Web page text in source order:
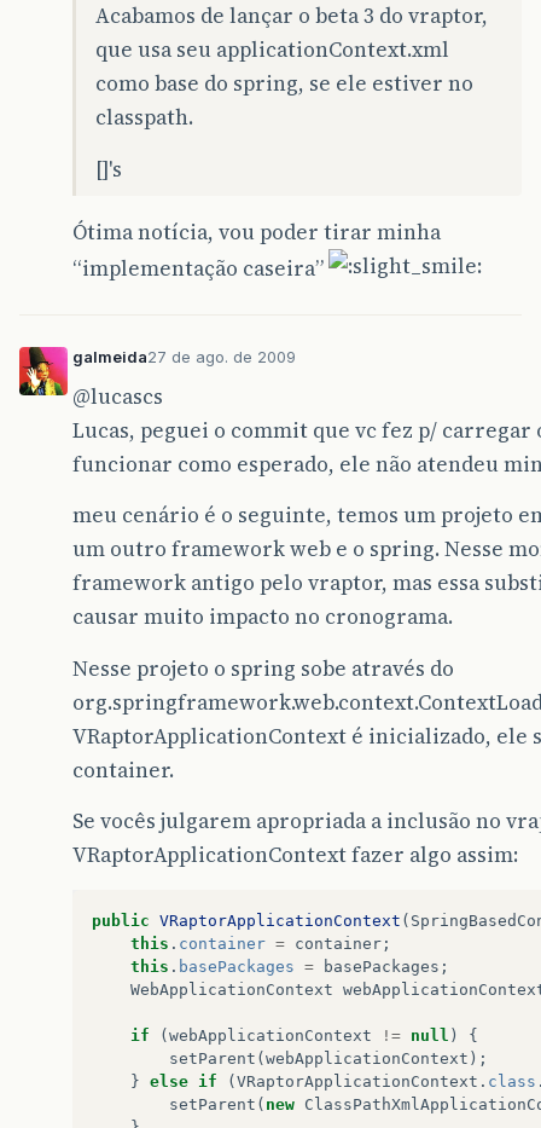
Acabamos de lançar o beta 3 do vraptor,
que usa seu applicationContext.xml
como base do spring, se ele estiver no
classpath.
[]'s
Ótima notícia, vou poder tirar minha
“implementação caseira”
galmeida27 de ago. de 2009
@lucascs
Lucas, peguei o commit que vc fez p/
funcionar como esperado, ele não atendeu
meu cenário é o seguinte, temos um projeto
um outro framework web e o spring. Nesse
framework antigo pelo vraptor, mas essa
causar muito impacto no cronograma.
Nesse projeto o spring sobe através do
VRaptorApplicationContext é inicializado, ele
container.
Se vocês julgarem apropriada a inclusão no
VRaptorApplicationContext fazer algo assim:
public VRaptorApplicationContext (
this . container = container ;
this . basePackages = basePackages ;
WebApplicationContext
if (webApplicationContext != null )
{
setParent (webApplicationContext );
} else if (VRaptorApplicationContext . class
setParent ( new